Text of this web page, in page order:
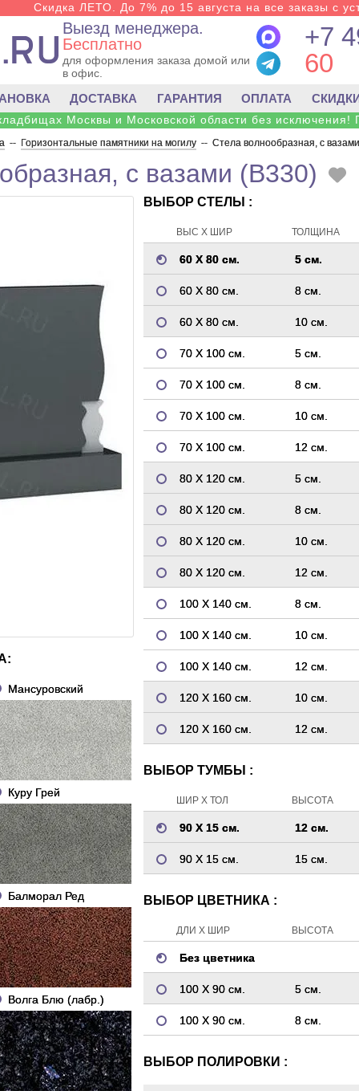
Скидка ЛЕТО. До 7% до 15 августа на все заказы с
Выезд менеджера.
Бесплатно
для оформления заказа домой или
в офис.
+7
60
ДОСТАВКА ГАРАНТИЯ ОПЛАТА
Москвы и Московской области без исключения!
-- Горизонтальные памятники на могилу -- Стела волнообразная, с
с вазами (B330)
Мансуровский
Куру Грей
Балморал Ред
Волга Блю (лабр.)
ВЫБОР СТЕЛЫ :
ВЫС Х ШИР ТОЛЩИНА
60 Х 80 см. 5 см.
60 Х 80 см. 8 см.
60 Х 80 см. 10 см.
70 Х 100 см. 5 см.
70 Х 100 см. 8 см.
70 Х 100 см. 10 см.
70 Х 100 см. 12 см.
80 Х 120 см. 5 см.
80 Х 120 см. 8 см.
80 Х 120 см. 10 см.
80 Х 120 см. 12 см.
100 Х 140 см. 8 см.
100 Х 140 см. 10 см.
100 Х 140 см. 12 см.
120 Х 160 см. 10 см.
120 Х 160 см. 12 см.
ВЫБОР ТУМБЫ :
ШИР Х ТОЛ ВЫСОТА
90 Х 15 см. 12 см.
90 Х 15 см. 15 см.
ВЫБОР ЦВЕТНИКА :
ДЛИ Х ШИР ВЫСОТА
Без цветника
100 Х 90 см. 5 см.
100 Х 90 см. 8 см.
ВЫБОР ПОЛИРОВКИ :